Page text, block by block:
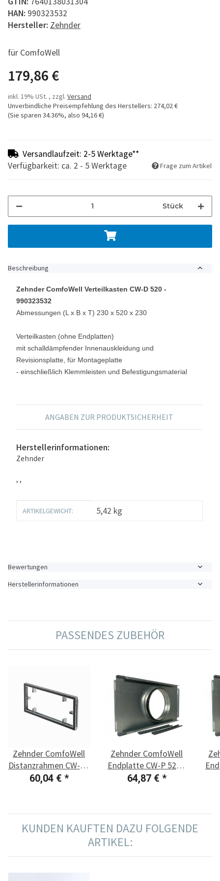
HAN: 990323532
Hersteller: Zehnder
für ComfoWell
179,86 €
inkl. 19% USt. , zzgl. Versand
Unverbindliche Preisempfehlung des Herstellers: 274,02 €
(Sie sparen 34.36%, also 94,16 €)
Versandlaufzeit: 2-5 Werktage**
Verfügbarkeit: ca. 2 - 5 Werktage
Frage zum Artikel
Stück
Beschreibung
Zehnder ComfoWell Verteilkasten CW-D 520 -
990323532
Abmessungen (L x B x T) 230 x 520 x 230
Verteilkasten (ohne Endplatten)
mit schalldämpfender Innenauskleidung und
Revisionsplatte, für Montageplatte
- einschließlich Klemmleisten und Befestigungsmaterial
ANGABEN ZUR PRODUKTSICHERHEIT
Herstellerinformationen:
Zehnder
, ,
Produkteigenschaft
Wert
ARTIKELGEWICHT: 5,42 kg
Bewertungen
Herstellerinformationen
PASSENDES ZUBEHÖR
Zehnder ComfoWell
Distanzrahmen CW-DF
520
60,04 € *
Zehnder ComfoWell
Endplatte CW-P 520 -
DN 160
64,87 € *
KUNDEN KAUFTEN DAZU FOLGENDE
ARTIKEL: